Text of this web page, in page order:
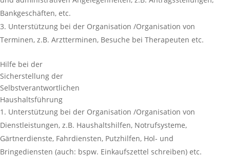
Bankgeschäften, etc.
Unterstützung bei der Organisation /Organisation von
Terminen, z.B. Arztterminen, Besuche bei Therapeuten etc.
Hilfe bei der
Sicherstellung der
Selbstverantwortlichen
Haushaltsführung
Unterstützung bei der Organisation /Organisation von
Dienstleistungen, z.B. Haushaltshilfen, Notrufsysteme,
Gärtnerdienste, Fahrdiensten, Putzhilfen, Hol- und
Bringediensten (auch: bspw. Einkaufszettel schreiben) etc.